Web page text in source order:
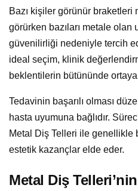
Bazı kişiler görünür
görürken bazıları metale olan
güvenilirliği nedeniyle tercih
ideal seçim, klinik
beklentilerin bütününde ortaya
Tedavinin başarılı olması
hasta uyumuna bağlıdır.
Metal Diş Telleri ile genellikle
estetik kazançlar elde eder.
Metal Diş